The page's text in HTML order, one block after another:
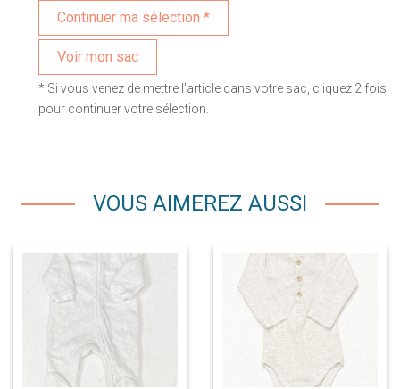
Voir mon sac
* Si vous venez de mettre l'article dans votre sac, cliquez 2 fois
pour continuer votre sélection.
VOUS AIMEREZ AUSSI